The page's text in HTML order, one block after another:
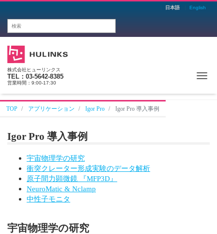
日本語 English
株式会社ヒューリンクス
TEL：03-5642-8385
営業時間：9:00-17:30
TOP アプリケーション Igor Pro Igor Pro 導入事例
Igor Pro 導入事例
宇宙物理学の研究
衝突クレーター形成実験のデータ解析
原子間力顕微鏡 『MFP3D』
NeuroMatic & Nclamp
中性子モニタ
宇宙物理学の研究